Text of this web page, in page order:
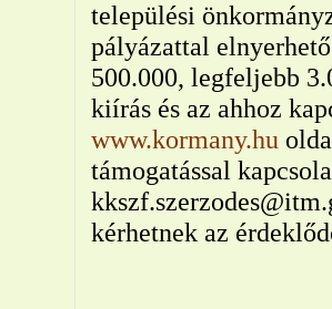
települési
pályázattal
500.000, legfeljebb
kiírás és az ahhoz
www.kormany.hu
támogatással
kérhetnek az